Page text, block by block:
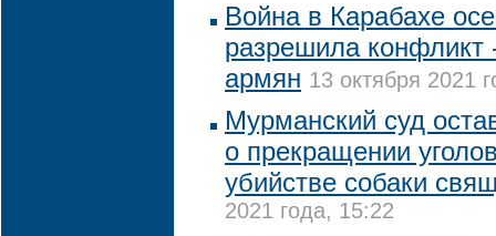
Война в Карабахе
разрешила конфликт
армян 13 октября 2021
Мурманский суд
о прекращении
убийстве собаки
2021 года, 15:22